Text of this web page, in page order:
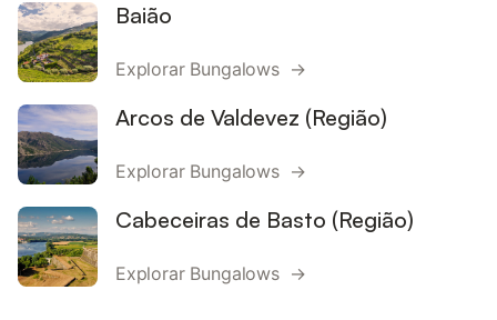
Baião
Explorar Bungalows →
Arcos de Valdevez (Região)
Explorar Bungalows →
Cabeceiras de Basto (Região)
Explorar Bungalows →